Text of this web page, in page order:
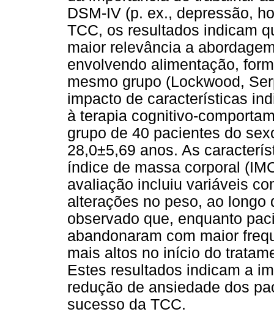
DSM-IV (p. ex., depressão,
TCC, os resultados indicam
maior relevância a
envolvendo alimentação,
mesmo grupo (Lockwood,
impacto de características
à terapia cognitivo-
grupo de 40 pacientes do
28,0±5,69 anos. As
índice de massa corporal
avaliação incluiu variáveis
alterações no peso, ao
observado que, enquanto
abandonaram com maior
mais altos no início do
Estes resultados indicam a
redução de ansiedade dos
sucesso da TCC.